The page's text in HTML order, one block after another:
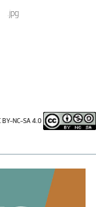
.jpg
BY-NC-SA 4.0